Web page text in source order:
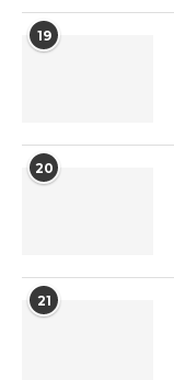
19
20
21